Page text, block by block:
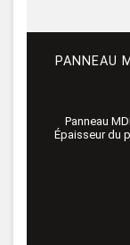
PANNEAU
Panneau
Épaisseur du